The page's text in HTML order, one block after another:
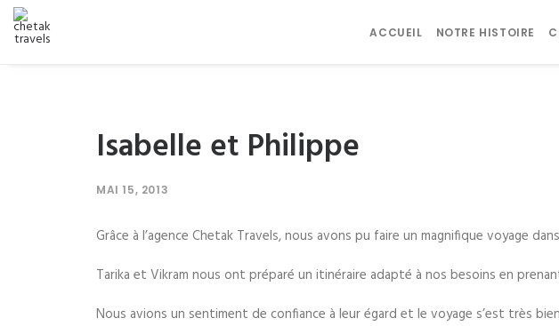
ACCUEIL NOTRE HISTOIRE
Isabelle et Philippe
MAI 15, 2013
Grâce à l’agence Chetak Travels, nous avons pu faire un magnifique voyage
Tarika et Vikram nous ont préparé un itinéraire adapté à nos besoins en
Nous avions un sentiment de confiance à leur égard et le voyage s’est très